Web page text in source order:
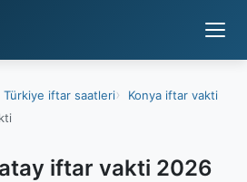
Türkiye iftar saatleri
Konya iftar vakti
iftar vakti 2026